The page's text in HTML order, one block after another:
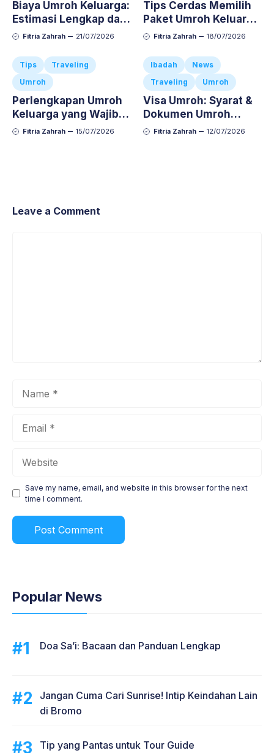
Biaya Umroh Keluarga:
Estimasi Lengkap dan
Cara Atur Budgetnya
Fitria Zahrah 21/07/2026
Tips Cerdas Memilih
Paket Umroh Keluarga
Agar Ibadah Si Kecil
Repot
Fitria Zahrah 18/07/2026
Tips
Traveling
Umroh
Perlengkapan Umroh
Keluarga yang Wajib
Dibawa, Jangan
Fitria Zahrah 15/07/2026
Ibadah
News
Traveling
Umroh
Visa Umroh: Syarat &
Dokumen Umroh
Keluarga Lengkap dan
Fitria Zahrah 12/07/2026
Leave a Comment
Save my name, email, and website in this browser for the next
time I comment.
Popular News
Doa Sa’i: Bacaan dan Panduan Lengkap
Jangan Cuma Cari Sunrise! Intip Keindahan Lain
di Bromo
Tip yang Pantas untuk Tour Guide